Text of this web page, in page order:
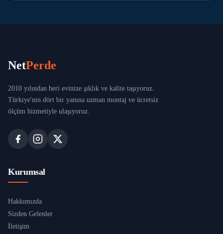
NetPerde
2010 yılından beri evinize şıklık ve kalite taşıyoruz.
Türkiye'nin dört bir yanına uzman montaj ve ücretsiz
ölçüm hizmetiyle ulaşıyoruz.
Kurumsal
Hakkımızda
Sizden Gelenler
İletişim